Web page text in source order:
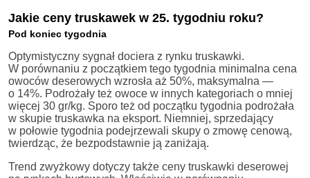
Jakie ceny truskawek w 25. tygodniu roku?
Pod koniec tygodnia
Optymistyczny sygnał dociera z rynku truskawki.
W porównaniu z początkiem tego tygodnia minimalna cena
owoców deserowych wzrosła aż 50%, maksymalna —
o 14%. Podrożały też owoce w innych kategoriach o mniej
więcej 30 gr/kg. Sporo też od początku tygodnia podrożała
w skupie truskawka na eksport. Niemniej, sprzedający
w połowie tygodnia podejrzewali skupy o zmowę cenową,
twierdząc, że bezpodstawnie ją zaniżają.
Trend zwyżkowy dotyczy także ceny truskawki deserowej